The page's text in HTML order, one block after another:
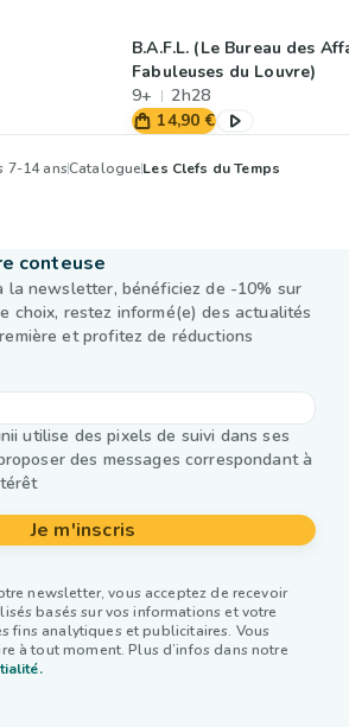
B.A.F.L. (Le Bureau des
Fabuleuses du Louvre)
9+
2h28
14,90 €
7-14 ansCatalogueLes Clefs du Temps
conteuse
la newsletter, bénéficiez de -10% sur
choix, restez informé(e) des actualités
et profitez de réductions
utilise des pixels de suivi dans ses
des messages correspondant à
Je m'inscris
newsletter, vous acceptez de recevoir
basés sur vos informations et votre
fins analytiques et publicitaires. Vous
à tout moment. Plus d’infos dans notre